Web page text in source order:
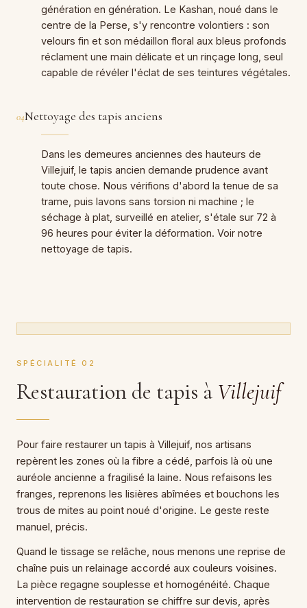
génération en génération. Le Kashan, noué dans le
centre de la Perse, s'y rencontre volontiers : son
velours fin et son médaillon floral aux bleus profonds
réclament une main délicate et un rinçage long, seul
capable de révéler l'éclat de ses teintures végétales.
04Nettoyage des tapis anciens
Dans les demeures anciennes des hauteurs de
Villejuif, le tapis ancien demande prudence avant
toute chose. Nous vérifions d'abord la tenue de sa
trame, puis lavons sans torsion ni machine ; le
séchage à plat, surveillé en atelier, s'étale sur 72 à
96 heures pour éviter la déformation. Voir notre
nettoyage de tapis.
SPÉCIALITÉ 02
Restauration de tapis à Villejuif
Pour faire restaurer un tapis à Villejuif, nos artisans
repèrent les zones où la fibre a cédé, parfois là où une
auréole ancienne a fragilisé la laine. Nous refaisons les
franges, reprenons les lisières abîmées et bouchons les
trous de mites au point noué d'origine. Le geste reste
manuel, précis.
Quand le tissage se relâche, nous menons une reprise de
chaîne puis un relainage accordé aux couleurs voisines.
La pièce regagne souplesse et homogénéité. Chaque
intervention de restauration se chiffre sur devis, après